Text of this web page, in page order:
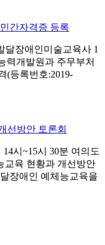
간자격증 등록
달장애인미술교육사 1
력개발원과 주무부처
(등록번호:2019-
선방안 토론회
시~15시 30분 여의도
교육 현황과 개선방안
장애인 예체능교육을